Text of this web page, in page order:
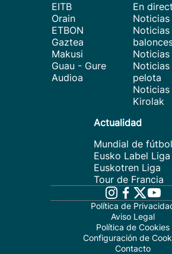
EITB
Orain
ETBON
Gaztea
Makusi
Guau - Gure
Audioa
En
Noticias
Noticias
pelota
Kirolak
Actualidad
Mundial de fútbol
Eusko Label Liga
Euskotren Liga
Tour de Francia
Política de
Aviso Legal
Política de Cookies
Configuración de
Contacto